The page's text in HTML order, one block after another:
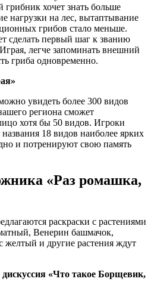
хочет знать больше
нагрузки на лес, вытаптывание
грибов стало меньше.
сделать первый шаг к званию
легче запоминать внешний
гриба одновременно.
увидеть более 300 видов
региона сможет
хотя бы 50 видов. Игроки
18 видов наиболее ярких
и потренируют свою память
«Раз ромашка,
раскраски с растениями
Венерин башмачок,
и другие растения ждут
«Что такое Борщевик,